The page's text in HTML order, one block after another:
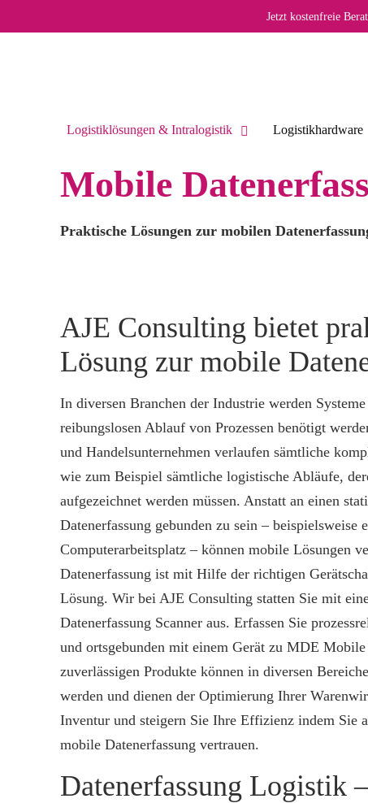
Jetzt kostenfreie
Logistiklösungen & Intralogistik Logistikhardware
Mobile
Praktische Lösungen zur mobilen
AJE Consulting bietet
Lösung zur mobile
In diversen Branchen der Industrie werden
reibungslosen Ablauf von Prozessen benötigt
und Handelsunternehmen verlaufen sämtliche
wie zum Beispiel sämtliche logistische Abläufe,
aufgezeichnet werden müssen. Anstatt an einen
Datenerfassung gebunden zu sein – beispielsweise
Computerarbeitsplatz – können mobile Lösungen
Datenerfassung ist mit Hilfe der richtigen
Lösung. Wir bei AJE Consulting statten Sie mit
Datenerfassung Scanner aus. Erfassen Sie
und ortsgebunden mit einem Gerät zu MDE Mobile
zuverlässigen Produkte können in diversen
werden und dienen der Optimierung Ihrer
Inventur und steigern Sie Ihre Effizienz indem Sie
mobile Datenerfassung vertrauen.
Datenerfassung Logistik